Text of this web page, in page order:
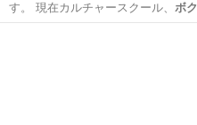
す。 現在カルチャースクール、 ボ
ます。また元 …